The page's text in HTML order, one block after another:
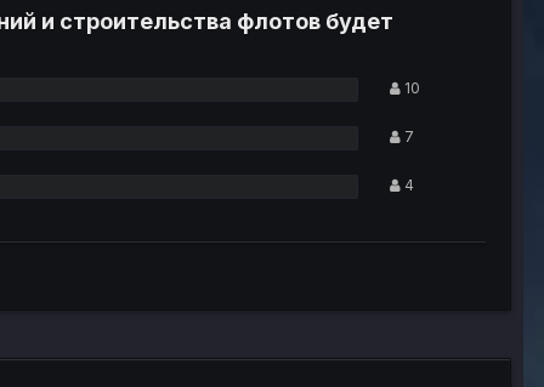
и строительства флотов будет
10
7
4